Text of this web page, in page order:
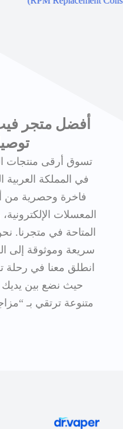
أفضل متجر
تسوق أرقى منتجات
في المملكة
فاخرة وحصرية من
المعسلات
المتاحة في متجرنا.
سريعة وموثوقة إلى
انطلق معنا في رحلة
حيث نضع بين يديك
متنوعة ترتقي بـ